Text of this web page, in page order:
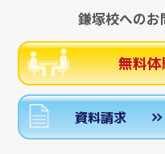
鎌塚校へのお
無料
資料請求